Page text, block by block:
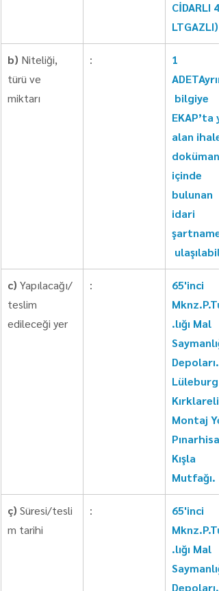
CİDARLI
LTGAZLI)
b) Niteliği,
türü ve
miktarı
:
1
bilgiye
EKAP’ta
alan ihale
dokümanı
içinde
bulunan
idari
c) Yapılacağı/
teslim
edileceği yer
:
65'inci
.lığı Mal
Depoları.
Kırklareli.
Montaj
Kışla
Mutfağı.
ç) Süresi/tesli
m tarihi
:
65'inci
.lığı Mal
Depoları.